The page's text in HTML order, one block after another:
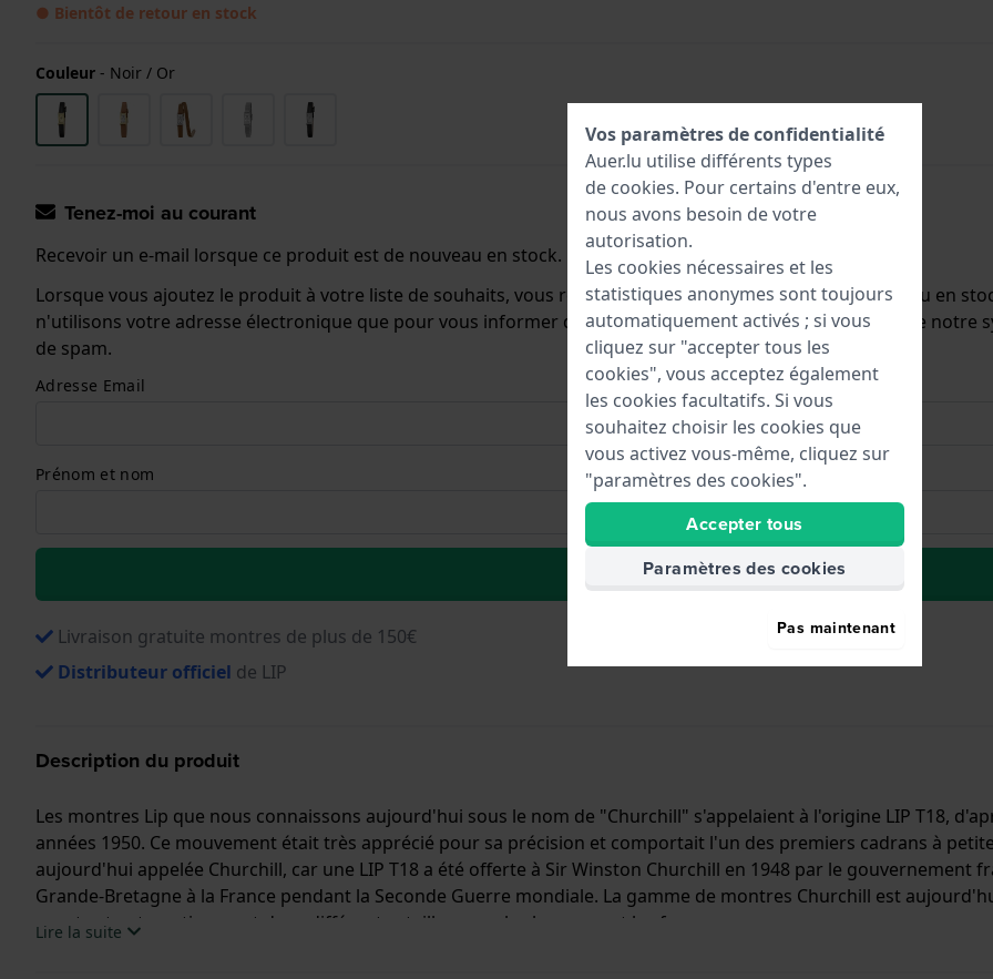
● Bientôt de retour en stock
Couleur - Noir / Or
Tenez-moi au courant
Recevoir un e-mail lorsque ce produit est de nouveau en stock.
Lorsque vous ajoutez le produit à votre liste de souhaits, vous recevrez un e-mail dès qu'il sera de nouveau en
n'utilisons votre adresse électronique que pour vous informer des nouveaux stocks. Elle est supprimée de notre
de spam.
Adresse Email
Prénom et nom
Ă la liste de souhaits
Livraison gratuite montres de plus de 150€
Distributeur officiel de LIP
Description du produit
Les montres Lip que nous connaissons aujourd'hui sous le nom de "Churchill" s'appelaient à l'origine LIP T18,
années 1950. Ce mouvement était très apprécié pour sa précision et comportait l'un des premiers cadrans à
aujourd'hui appelée Churchill, car une LIP T18 a été offerte à Sir Winston Churchill en 1948 par le gouvernement
Grande-Bretagne à la France pendant la Seconde Guerre mondiale. La gamme de montres Churchill est
quartz et automatiques, et dans différentes tailles pour les hommes et les femmes.
Lire la suite
Vos paramètres de confidentialité
Auer.lu utilise différents types
de cookies. Pour certains d'entre eux,
nous avons besoin de votre
autorisation.
Les cookies nécessaires et les
statistiques anonymes sont toujours
automatiquement activés ; si vous
cliquez sur "accepter tous les
cookies", vous acceptez également
les cookies facultatifs. Si vous
souhaitez choisir les cookies que
vous activez vous-même, cliquez sur
"paramètres des cookies".
Accepter tous
Paramètres des cookies
Pas maintenant